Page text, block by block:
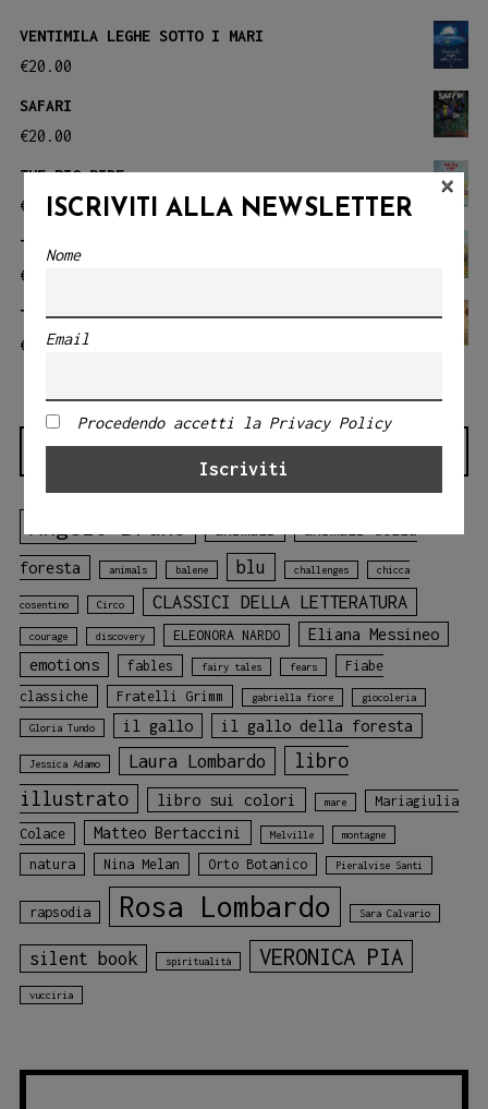
VENTIMILA LEGHE SOTTO I MARI
€20.00
SAFARI
€20.00
THE BIG RIDE
€
18.00
THE KNIGHT FILIBERTO
€
THE LITTLE PRINCE
€
18.00
foresta animals balene blu challenges chicca
cosentino Circo CLASSICI DELLA LETTERATURA
courage discovery ELEONORA NARDO
Eliana Messineo
emotions
fables fairy tales fears
Fiabe
classiche
Fratelli Grimm gabriella fiore giocoleria
Gloria Tundo il gallo il gallo della foresta
Jessica Adamo Laura Lombardo
libro
illustrato
libro sui colori mare
Mariagiulia
Colace
Matteo Bertaccini Melville montagne
natura Nina Melan Orto Botanico Pieralvise Santi
rapsodia Rosa Lombardo Sara Calvario
silent book spiritualità VERONICA PIA
vucciria
ISCRIVITI ALLA NEWSLETTER
Nome
Email
Procedendo accetti la Privacy Policy
×